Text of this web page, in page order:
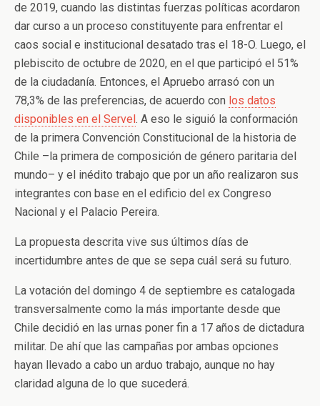
de 2019, cuando las distintas fuerzas políticas acordaron
dar curso a un proceso constituyente para enfrentar el
caos social e institucional desatado tras el 18-O. Luego, el
plebiscito de octubre de 2020, en el que participó el 51%
de la ciudadanía. Entonces, el Apruebo arrasó con un
78,3% de las preferencias, de acuerdo con los datos
disponibles en el Servel . A eso le siguió la conformación
de la primera Convención Constitucional de la historia de
Chile –la primera de composición de género paritaria del
mundo– y el inédito trabajo que por un año realizaron sus
integrantes con base en el edificio del ex Congreso
Nacional y el Palacio Pereira.
La propuesta descrita vive sus últimos días de
incertidumbre antes de que se sepa cuál será su futuro.
La votación del domingo 4 de septiembre es catalogada
transversalmente como la más importante desde que
Chile decidió en las urnas poner fin a 17 años de dictadura
militar. De ahí que las campañas por ambas opciones
hayan llevado a cabo un arduo trabajo, aunque no hay
claridad alguna de lo que sucederá.